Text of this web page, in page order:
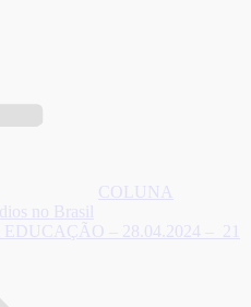
COLUNA
no Brasil
– 28.04.2024 – 21